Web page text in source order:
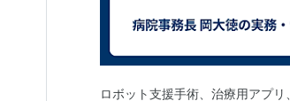
ロボット支援手術、治療用アプ